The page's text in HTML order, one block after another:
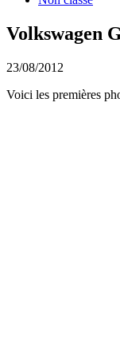
Volkswagen
23/08/2012
Voici les premières